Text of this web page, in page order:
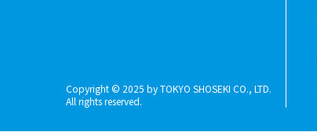
Copyright © 2025 by TOKYO SHOSEKI CO., LTD.
All rights reserved.